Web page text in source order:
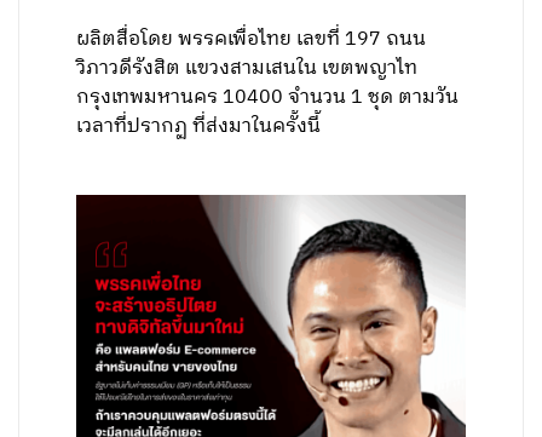
ผลิตสื่อโดย พรรคเพื่อไทย เลขที่ 197 ถนน
วิภาวดีรังสิต แขวงสามเสนใน เขตพญาไท
กรุงเทพมหานคร 10400 จำนวน 1 ชุด ตามวัน
เวลาที่ปรากฏ ที่ส่งมาในครั้งนี้